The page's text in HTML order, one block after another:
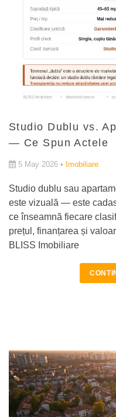
Studio Dublu vs.
— Ce Spun Actele
5 May 2026 • Imobiliare
Studio dublu sau
este vizuală — este
ce înseamnă fiecare
prețul, finanțarea și
BLISS Imobiliare